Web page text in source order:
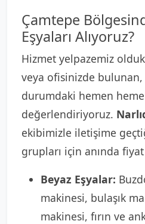
Çamtepe
Eşyaları Alıyoruz?
Hizmet yelpazemiz
veya ofisinizde bulunan,
durumdaki hemen
değerlendiriyoruz.
ekibimizle iletişime
grupları için anında
Beyaz Eşyalar:
makinesi, bulaşık
makinesi, fırın ve